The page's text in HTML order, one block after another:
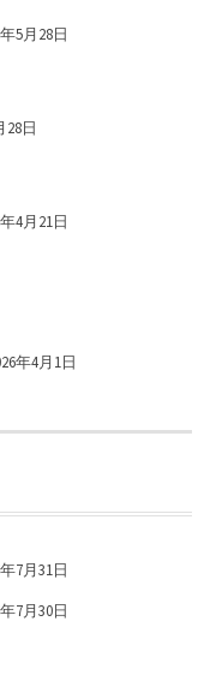
5月28日
28日
4月21日
年4月1日
7月31日
7月30日